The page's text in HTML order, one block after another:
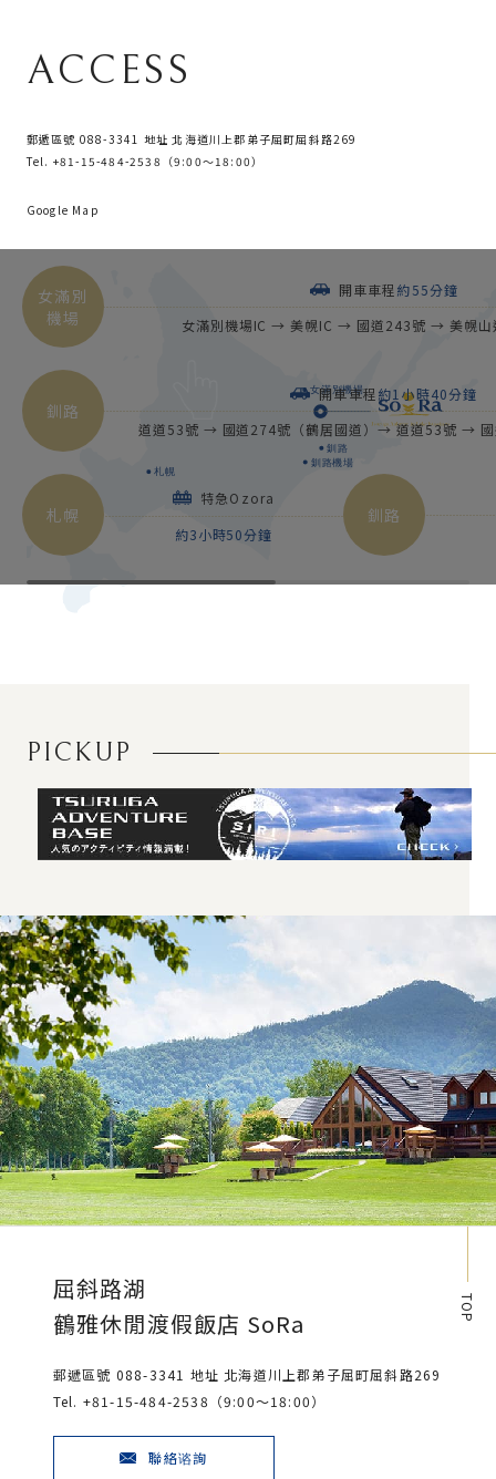
ACC ESS
郵遞區號 088-3341 地址 北海道川上郡弟子屈町屈斜路269
Tel. +81-15-484-2538（9:00～18:00）
Google Map
女滿別
機場
開車車程約55分鐘
女滿別機場IC → 美幌IC → 國道243號 → 美幌
釧路
開車車程約1小時40分鐘
道道53號 → 國道274號（鶴居國道）→ 道道53號 →
札幌
特急Ozora
約3小時50分鐘
釧路
PICKUP
屈斜路湖
鶴雅休閒渡假飯店 SoRa
郵遞區號 088-3341 地址 北海道川上郡弟子屈町屈斜路269
Tel. +81-15-484-2538（9:00～18:00）
聯絡谘詢
TOP